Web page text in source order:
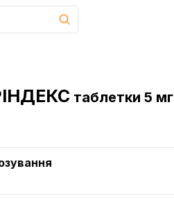
таблетки 5 мг